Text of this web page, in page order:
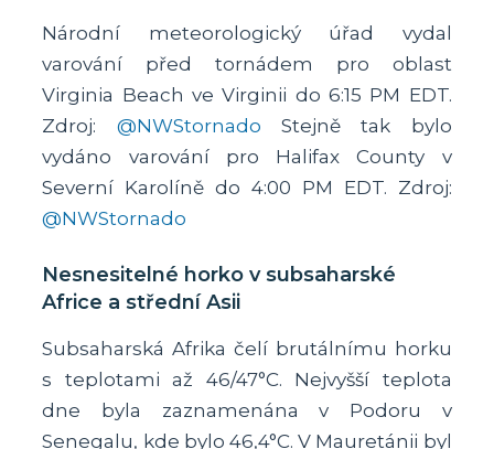
Národní meteorologický úřad vydal
varování před tornádem pro oblast
Virginia Beach ve Virginii do 6:15 PM EDT.
Zdroj: @NWStornado Stejně tak bylo
vydáno varování pro Halifax County v
Severní Karolíně do 4:00 PM EDT. Zdroj:
@NWStornado
Nesnesitelné horko v subsaharské
Africe a střední Asii
Subsaharská Afrika čelí brutálnímu horku
s teplotami až 46/47°C. Nejvyšší teplota
dne byla zaznamenána v Podoru v
Senegalu, kde bylo 46,4°C. V Mauretánii byl